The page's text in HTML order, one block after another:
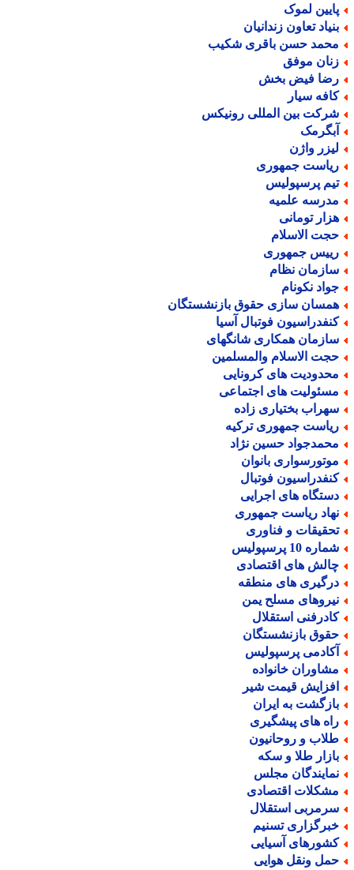
لموک
تعاون زندانیان
حسن باقری شکیب
موفق
فیض بخش
سیار
بین المللی رونیکس
واژن
جمهوری
پرسپولیس
علمیه
تومانی
الاسلام
جمهوری
نظام
نکونام
سازی حقوق بازنشستگان
فوتبال آسیا
همکاری شانگهای
الاسلام والمسلمین
های کرونایی
های اجتماعی
بختیاری زاده
جمهوری ترکیه
حسین نژاد
بانوان
فوتبال
های اجرایی
ریاست جمهوری
و فناوری
10 پرسپولیس
های اقتصادی
های منطقه
مسلح یمن
استقلال
بازنشستگان
پرسپولیس
خانواده
قیمت شیر
به ایران
های پیشگیری
و روحانیون
طلا و سکه
مجلس
اقتصادی
استقلال
تسنیم
آسیایی
ونقل هوایی